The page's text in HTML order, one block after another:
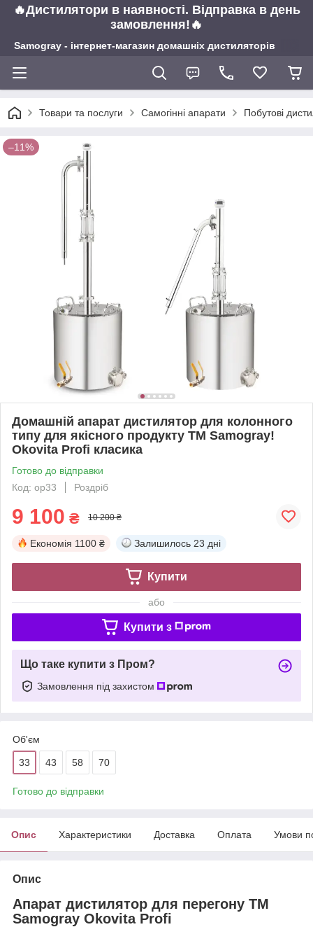
🔥Дистилятори в наявності. Відправка в день
замовлення!🔥
Samogray - інтернет-магазин домашніх дистиляторів
Товари та послуги Самогінні апарати Побутові
–11%
Домашній апарат дистилятор для колонного
типу для якісного продукту TM Samogray!
Okovita Profi класика
Готово до відправки
Код: op33
Роздріб
9 100 ₴ 10 200 ₴
Економія 1100 ₴ Залишилось 23 дні
Купити
або
Купити з
Що таке купити з Пром?
Замовлення під захистом
Об'єм
33 43 58 70
Готово до відправки
Опис Характеристики Доставка Оплата Умови
Опис
Апарат дистилятор для перегону TM
Samogray Okovita Profi